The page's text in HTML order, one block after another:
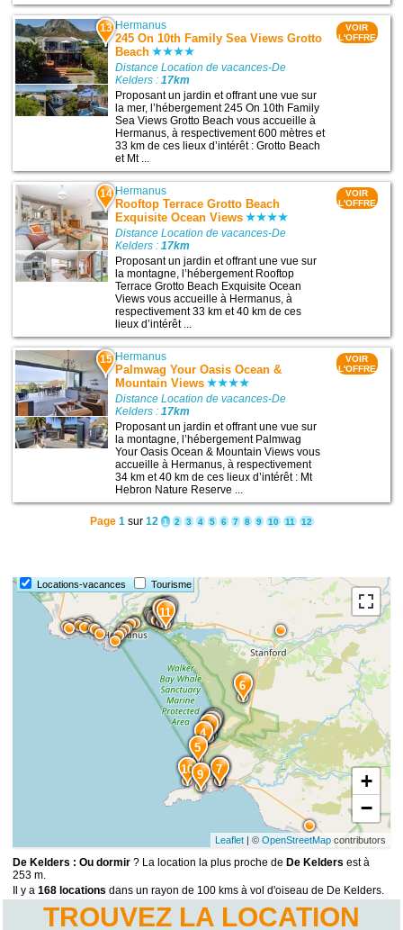
13 Hermanus
245 On 10th Family Sea Views Grotto
Beach
Distance Location de vacances-De
Kelders :17km
Proposant un jardin et offrant une vue sur
la mer, l’hébergement 245 On 10th Family
Sea Views Grotto Beach vous accueille à
Hermanus, à respectivement 600 mètres et
33 km de ces lieux d’intérêt : Grotto Beach
et Mt ...
VOIR
L'OFFRE
14 Hermanus
Rooftop Terrace Grotto Beach
Exquisite Ocean Views
Distance Location de vacances-De
Kelders :17km
Proposant un jardin et offrant une vue sur
la montagne, l’hébergement Rooftop
Terrace Grotto Beach Exquisite Ocean
Views vous accueille à Hermanus, à
respectivement 33 km et 40 km de ces
lieux d’intérêt ...
VOIR
L'OFFRE
15 Hermanus
Palmwag Your Oasis Ocean &
Mountain Views
Distance Location de vacances-De
Kelders :17km
Proposant un jardin et offrant une vue sur
la montagne, l’hébergement Palmwag
Your Oasis Ocean & Mountain Views vous
accueille à Hermanus, à respectivement
34 km et 40 km de ces lieux d’intérêt : Mt
Hebron Nature Reserve ...
VOIR
L'OFFRE
Page 1sur 12 1 2 3 4 5 6 7 8 9 10 11 12
Locations-vacances Tourisme
15
14
13
12
11
10 9 8
7
6
5
4
32
1
+
−
Leaflet| © OpenStreetMapcontributors
De Kelders : Ou dormir ? La location la plus proche de De Kelders est à
253 m.
Il y a168 locations dans un rayon de 100 kms à vol d'oiseau de De Kelders.
TROUVEZ LA LOCATION